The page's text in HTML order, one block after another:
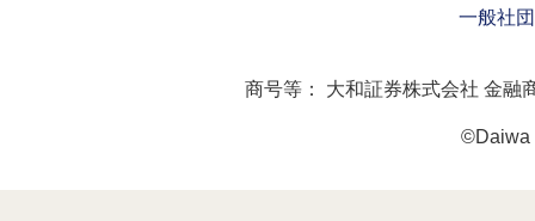
一般社
商号等： 大和証券株式会社 金融
©Daiwa